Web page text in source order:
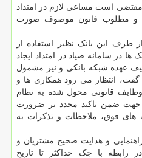
مقتضی است مساعی لازم در امتداد
و مطلوب قانون موصوف صورت
طرف این بانک نظیر استفاده از
در سامانه صیاد در امتداد ایجاد
عهده شبکه بانکی و نیز مشمول
قانون پیش گفت، انتظار می رود همکاری ها و
قانونی محول شده به نظام
جهت ضمن تاکید مجدد بر ضرورت
های فوق، ملاحظات و تذکرات به
و هدایت صحیح مشتریان و
رابطه با چک حداکثر تا تاریخ